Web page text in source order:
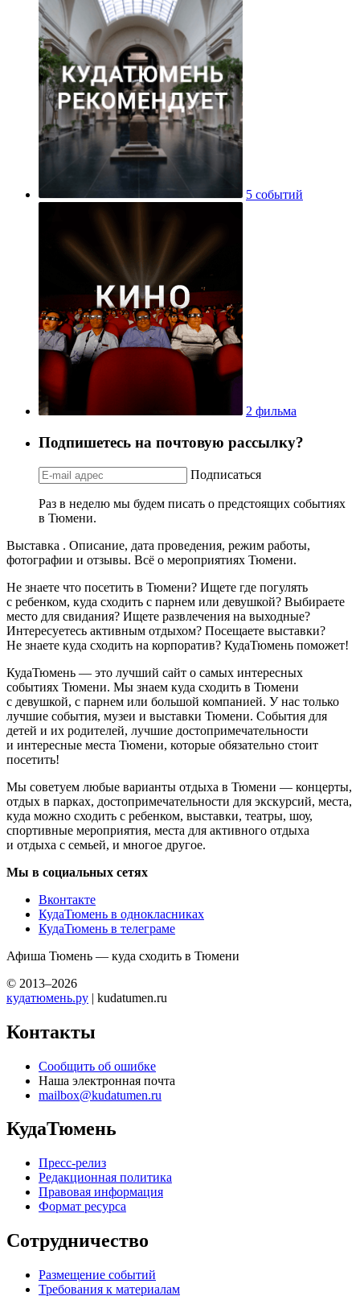
5 событий
2 фильма
Подпишетесь на почтовую рассылку?
Подписаться
Раз в неделю мы будем писать о предстоящих событиях
в Тюмени.
Выставка . Описание, дата проведения, режим работы,
фотографии и отзывы. Всё о мероприятиях Тюмени.
Не знаете что посетить в Тюмени? Ищете где погулять
с ребенком, куда сходить с парнем или девушкой? Выбираете
место для свидания? Ищете развлечения на выходные?
Интересуетесь активным отдыхом? Посещаете выставки?
Не знаете куда сходить на корпоратив? КудаТюмень поможет!
КудаТюмень — это лучший сайт о самых интересных
событиях Тюмени. Мы знаем куда сходить в Тюмени
с девушкой, с парнем или большой компанией. У нас только
лучшие события, музеи и выставки Тюмени. События для
детей и их родителей, лучшие достопримечательности
и интересные места Тюмени, которые обязательно стоит
посетить!
Мы советуем любые варианты отдыха в Тюмени — концерты,
отдых в парках, достопримечательности для экскурсий, места,
куда можно сходить с ребенком, выставки, театры, шоу,
спортивные мероприятия, места для активного отдыха
и отдыха с семьей, и многое другое.
Мы в социальных сетях
Вконтакте
КудаТюмень в однокласниках
КудаТюмень в телеграме
Афиша Тюмень — куда сходить в Тюмени
© 2013–2026
кудатюмень.ру | kudatumen.ru
Контакты
Сообщить об ошибке
Наша электронная почта
mailbox@kudatumen.ru
КудаТюмень
Пресс-релиз
Редакционная политика
Правовая информация
Формат ресурса
Сотрудничество
Размещение событий
Требования к материалам